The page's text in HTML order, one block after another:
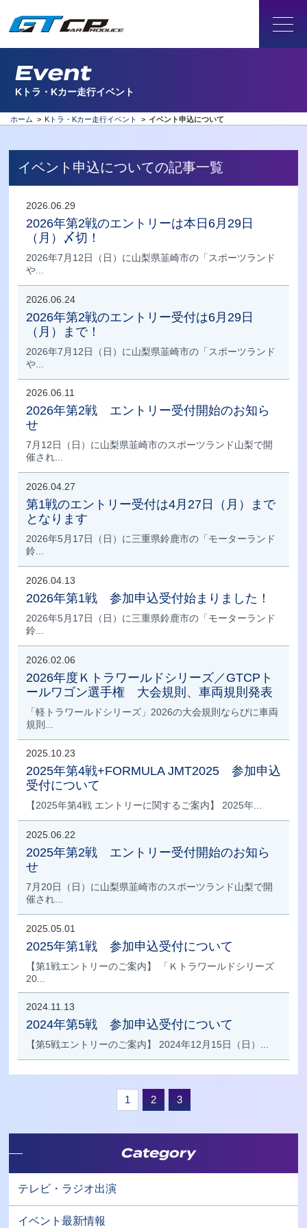
Event
Kトラ・Kカー走行イベント
ホーム > Kトラ・Kカー走行イベント > イベント申込について
イベント申込についての記事一覧
2026.06.29
2026年第2戦のエントリーは本日6月29日
（月）〆切！
2026年7月12日（日）に山梨県韮崎市の「スポーツランド
や...
2026.06.24
2026年第2戦のエントリー受付は6月29日
（月）まで！
2026年7月12日（日）に山梨県韮崎市の「スポーツランド
や...
2026.06.11
2026年第2戦 エントリー受付開始のお知ら
せ
7月12日（日）に山梨県韮崎市のスポーツランド山梨で開
催され...
2026.04.27
第1戦のエントリー受付は4月27日（月）まで
となります
2026年5月17日（日）に三重県鈴鹿市の「モーターランド
鈴...
2026.04.13
2026年第1戦 参加申込受付始まりました！
2026年5月17日（日）に三重県鈴鹿市の「モーターランド
鈴...
2026.02.06
2026年度Ｋトラワールドシリーズ／GTCPト
ールワゴン選手権 大会規則、車両規則発表
「軽トラワールドシリーズ」2026の大会規則ならびに車両
規則...
2025.10.23
2025年第4戦+FORMULA JMT2025 参加申込
受付について
【2025年第4戦 エントリーに関するご案内】 2025年...
2025.06.22
2025年第2戦 エントリー受付開始のお知ら
せ
7月20日（日）に山梨県韮崎市のスポーツランド山梨で開
催され...
2025.05.01
2025年第1戦 参加申込受付について
【第1戦エントリーのご案内】 「Ｋトラワールドシリーズ
20...
2024.11.13
2024年第5戦 参加申込受付について
【第5戦エントリーのご案内】 2024年12月15日（日）...
1 2 3
Category
テレビ・ラジオ出演
イベント最新情報